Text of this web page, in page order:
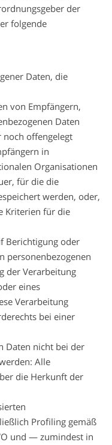
der
folgende
Daten, die
von Empfängern,
Daten
offengelegt
in
Organisationen
für die die
werden, oder,
Kriterien für die
Berichtigung oder
personenbezogenen
der Verarbeitung
eines
Verarbeitung
bei einer
Daten nicht bei der
Alle
die Herkunft der
Profiling gemäß
und — zumindest in